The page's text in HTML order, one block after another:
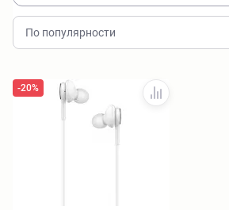
По популярности
-20%